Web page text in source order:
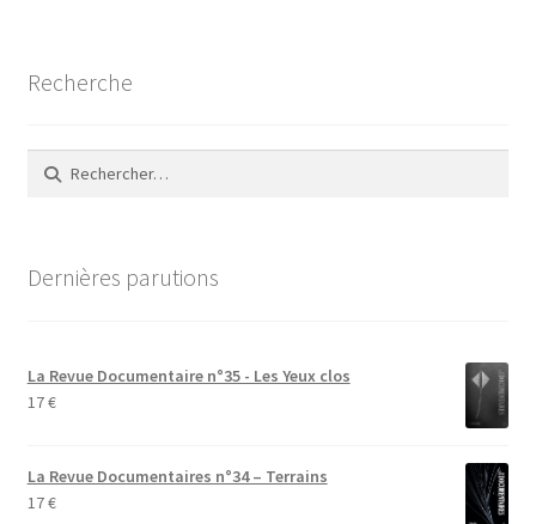
Recherche
Rechercher :
Dernières parutions
La Revue Documentaire n°35 - Les Yeux clos
17€
La Revue Documentaires n°34 – Terrains
17€